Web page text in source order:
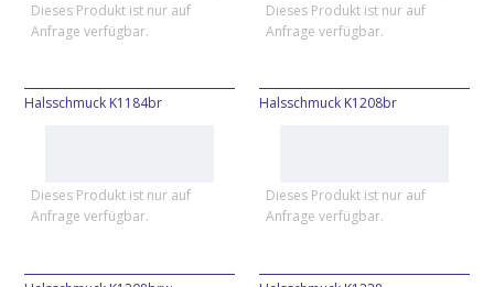
Dieses Produkt ist nur auf
Anfrage verfügbar.
Dieses Produkt ist nur auf
Anfrage verfügbar.
Halsschmuck K1184br
Dieses Produkt ist nur auf
Anfrage verfügbar.
Halsschmuck K1208br
Dieses Produkt ist nur auf
Anfrage verfügbar.